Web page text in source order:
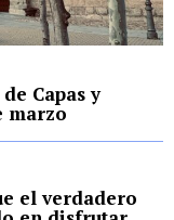
Capas y
marzo
el verdadero